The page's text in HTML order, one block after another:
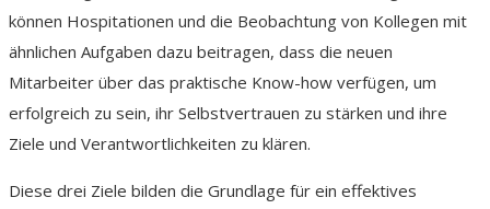
können Hospitationen und die Beobachtung von Kollegen mit
ähnlichen Aufgaben dazu beitragen, dass die neuen
Mitarbeiter über das praktische Know-how verfügen, um
erfolgreich zu sein, ihr Selbstvertrauen zu stärken und ihre
Ziele und Verantwortlichkeiten zu klären.
Diese drei Ziele bilden die Grundlage für ein effektives